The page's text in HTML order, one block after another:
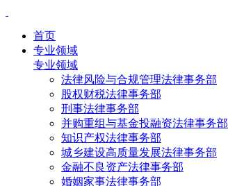
首页
专业领域
专业领域
法律风险与合规管理法律事务部
股权财税法律事务部
刑事法律事务部
并购重组与基金投融资法律事务部
知识产权法律事务部
城乡建设高质量发展法律事务部
金融不良资产法律事务部
婚姻家事法律事务部